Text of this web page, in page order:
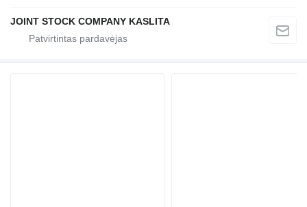
JOINT STOCK COMPANY KASLITA